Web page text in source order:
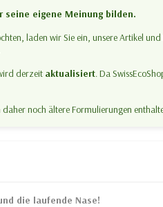
seine eigene Meinung bilden.
laden wir Sie ein, unsere Artikel
derzeit aktualisiert. Da
daher noch ältere Formulierungen
die laufende Nase!